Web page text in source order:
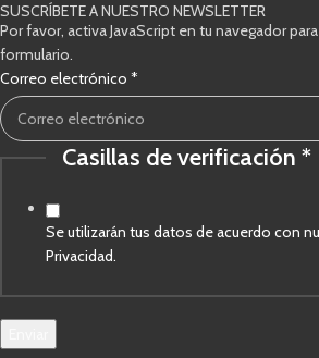
SUSCRÍBETE A NUESTRO NEWSLETTER
Por favor, activa JavaScript en tu navegador
formulario.
Correo electrónico *
de
verificación
Casillas de verificación *
Se utilizarán tus datos de acuerdo con
Privacidad.